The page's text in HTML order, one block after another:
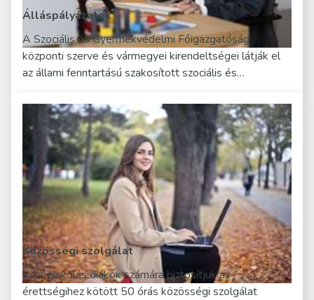
Álláspályázatok
A Szociális és Gyermekvédelmi Főigazgatóság
központi szerve és vármegyei kirendeltségei látják el
az állami fenntartású szakosított szociális és…
Közösségi szolgálat
Középiskolás diákok számára biztosítjuk az
érettségihez kötött 50 órás közösségi szolgálat